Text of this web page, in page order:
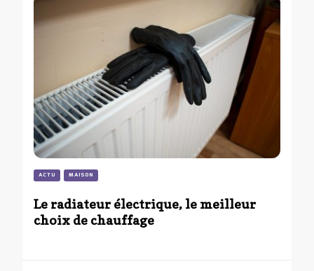
ACTU MAISON
Le radiateur électrique, le meilleur
choix de chauffage